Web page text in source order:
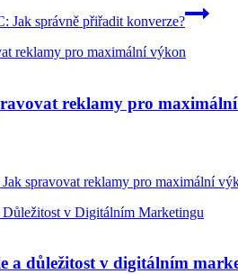
Jak správně přiřadit konverze?
reklamy pro
spravovat reklamy pro maximální
a důležitost v digitálním